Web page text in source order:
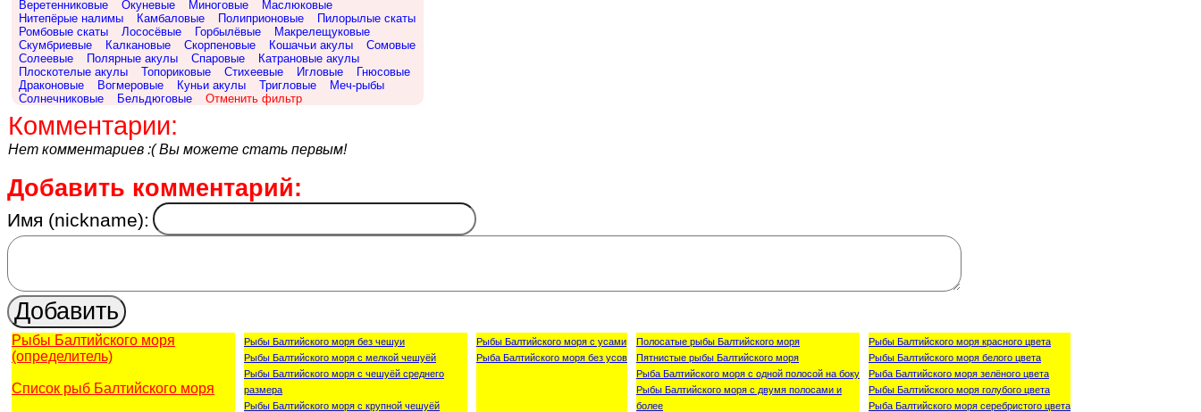
Веретенниковые
Окуневые Миноговые
Маслюковые
Нитепёрые налимы
Камбаловые Полиприоновые
Пилорылые скаты
Ромбовые скаты
Лососёвые Горбылёвые
Макрелещуковые
Скумбриевые
Калкановые Скорпеновые Кошачьи акулы
Сомовые
Солеевые
Полярные акулы Спаровые
Катрановые акулы
Плоскотелые акулы
Топориковые Стихеевые Игловые
Гнюсовые
Драконовые
Вогмеровые Куньи акулы Тригловые
Меч-рыбы
Солнечниковые
Бельдюговые Отменить фильтр
Комментарии:
Нет комментариев :( Вы можете стать первым!
Добавить комментарий:
Имя (nickname):
Рыбы Балтийского моря
(определитель)
Список рыб Балтийского моря
Рыбы Балтийского моря без чешуи
Рыбы Балтийского моря с мелкой чешуёй
Рыбы Балтийского моря с чешуёй среднего
размера
Рыбы Балтийского моря с крупной чешуёй
Рыбы Балтийского моря с усами
Рыба Балтийского моря без усов
Полосатые рыбы Балтийского моря
Пятнистые рыбы Балтийского моря
Рыба Балтийского моря с одной полосой на боку
Рыбы Балтийского моря с двумя полосами и
более
Рыбы Балтийского моря красного цвета
Рыбы Балтийского моря белого цвета
Рыба Балтийского моря зелёного цвета
Рыбы Балтийского моря голубого цвета
Рыба Балтийского моря серебристого цвета